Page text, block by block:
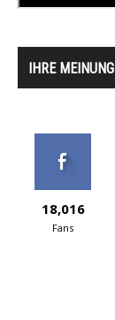
IHRE MEINUNG
18,016
Fans